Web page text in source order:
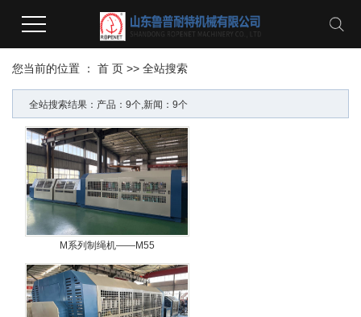
您当前的位置 ： 首 页 >> 全站搜索
全站搜索结果：产品：9个,新闻：9个
M系列制绳机——M55